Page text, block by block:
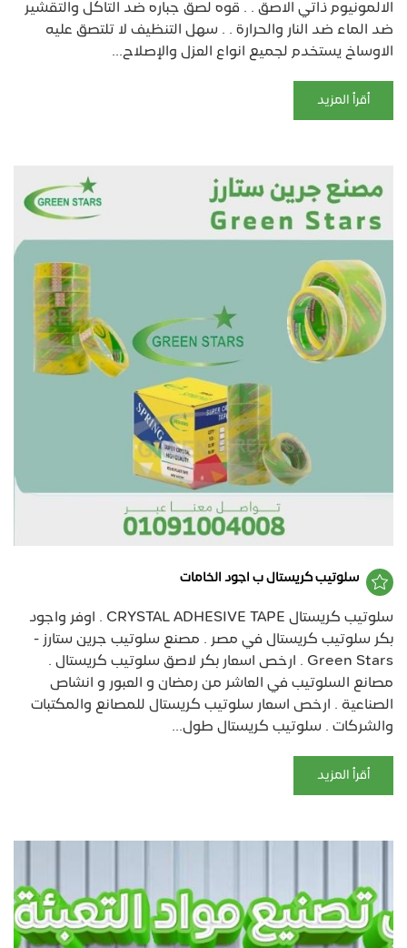
الالمونيوم ذاتي الاصق . . قوه لصق جباره ضد التاكل والتقشير
ضد الماء ضد النار والحرارة . . سهل التنظيف لا تلتصق عليه
الاوساخ يستخدم لجميع انواع العزل والإصلاح...
أقرأ المزيد
سلوتيب كريستال ب اجود الخامات
سلوتيب كريستال CRYSTAL ADHESIVE TAPE . اوفر واجود
بكر سلوتيب كريستال في مصر . مصنع سلوتيب جرين ستارز -
Green Stars . ارخص اسعار بكر لاصق سلوتيب كريستال .
مصانع السلوتيب في العاشر من رمضان و العبور و انشاص
الصناعية . ارخص اسعار سلوتيب كريستال للمصانع والمكتبات
والشركات . سلوتيب كريستال طول...
أقرأ المزيد